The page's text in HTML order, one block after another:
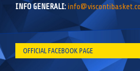
INFO GENERALI:
OFFICIAL FACEBOOK PAGE